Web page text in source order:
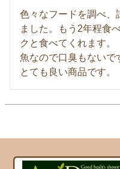
色々なフードを調べ、
ました。もう2年程食
クと食べてくれます。
魚なので口臭もないで
とても良い商品です。